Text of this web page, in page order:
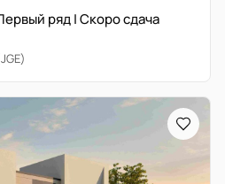
ряд | Скоро сдача